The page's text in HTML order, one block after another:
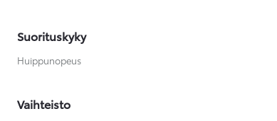
Suorituskyky
Huippunopeus
Vaihteisto